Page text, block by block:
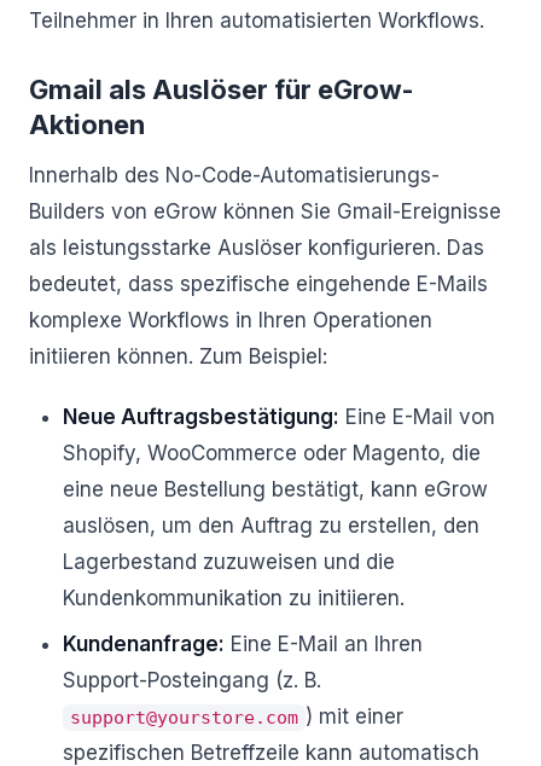
Teilnehmer in Ihren automatisierten Workflows.
Gmail als Auslöser für eGrow-
Aktionen
Innerhalb des No-Code-Automatisierungs-
Builders von eGrow können Sie Gmail-Ereignisse
als leistungsstarke Auslöser konfigurieren. Das
bedeutet, dass spezifische eingehende E-Mails
komplexe Workflows in Ihren Operationen
initiieren können. Zum Beispiel:
Neue Auftragsbestätigung: Eine E-Mail von
Shopify, WooCommerce oder Magento, die
eine neue Bestellung bestätigt, kann eGrow
auslösen, um den Auftrag zu erstellen, den
Lagerbestand zuzuweisen und die
Kundenkommunikation zu initiieren.
Kundenanfrage: Eine E-Mail an Ihren
Support-Posteingang (z. B.
support@yourstore.com ) mit einer
spezifischen Betreffzeile kann automatisch